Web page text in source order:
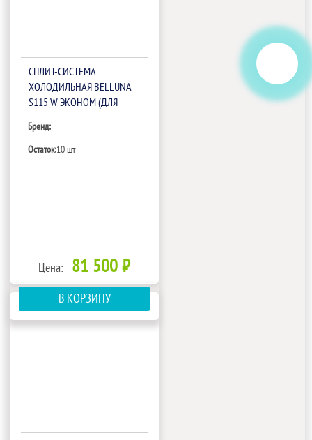
СПЛИТ-СИСТЕМА
ХОЛОДИЛЬНАЯ BELLUNA
S115 W ЭКОНОМ (ДЛЯ
Бренд:
Остаток:10 шт
Цена: 81 500 ₽
В КОРЗИНУ